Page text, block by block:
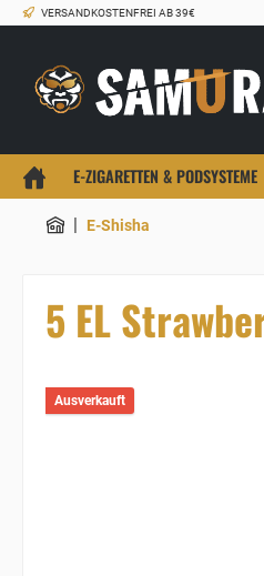
VERSANDKOSTENFREI AB 39€
E-ZIGARETTEN & PODSYSTEME
| E-Shisha
5 EL
Ausverkauft